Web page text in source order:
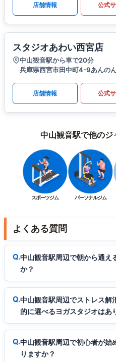
店舗情報 公式
スタジオあわい西宮店
中山観音駅から車で20分
兵庫県西宮市田中町4-9あんの
店舗情報 公式
中山観音駅で他の
スポーツジム パーソナルジム
よくある質問
中山観音駅周辺で朝から通え
か？
中山観音駅周辺でストレス解
的に選べるヨガスタジオはあ
中山観音駅周辺で初心者が始
りますか？